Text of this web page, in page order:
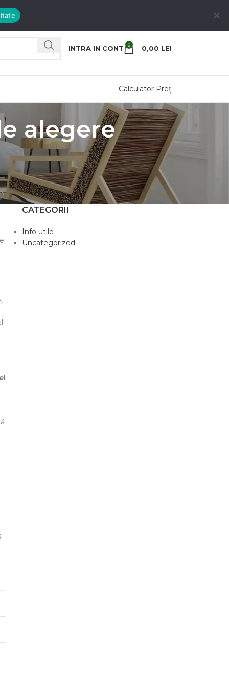
INTRA IN CONT 0 0,00 LEI
Calculator Preț
alegere
CATEGORII
Info utile
Uncategorized